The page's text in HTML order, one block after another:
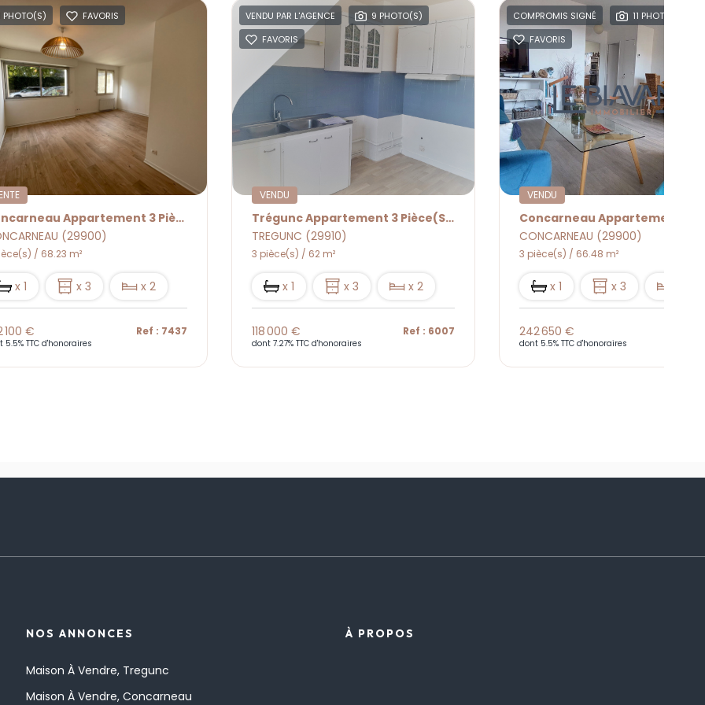
PHOTO(S) FAVORIS
Concarneau Appartement 3 Pièce(s) 68.23 M² Entièrement Rénové En 2021
(29900)
/ 68.23 m²
x 1 x 3 x 2
100 €
5.5% TTC d'honoraires
Ref : 7437
VENDU PAR L'AGENCE
9 PHOTO(S)
FAVORIS
VENDU
Trégunc Appartement 3 Pièce(s) 62 M2
TREGUNC (29910)
3 pièce(s) / 62 m²
x 1 x 3 x 2
118 000 €
dont 7.27% TTC d'honoraires
Ref : 6007
COMPROMIS SIGNÉ
11 PHOTO(S)
FAVORIS
VENDU
CONCARNEAU (29900)
3 pièce(s) / 66.48 m²
x 1 x 3
242 650 €
dont 5.5% TTC d'honoraires
NOS ANNONCES
Maison À Vendre, Tregunc
Maison À Vendre, Concarneau
À PROPOS